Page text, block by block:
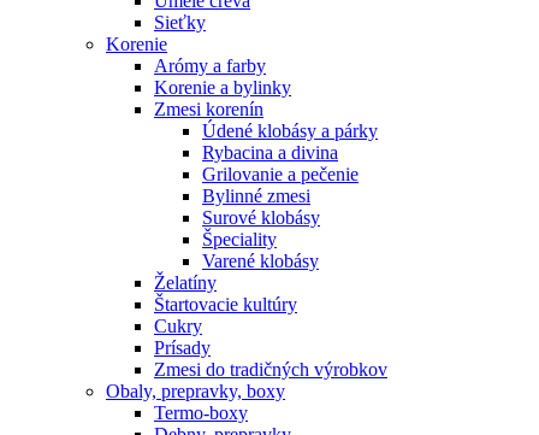
Sieťky
Korenie
Arómy a farby
Korenie a bylinky
Zmesi korenín
Údené klobásy a párky
Rybacina a divina
Grilovanie a pečenie
Bylinné zmesi
Surové klobásy
Špeciality
Varené klobásy
Želatíny
Štartovacie kultúry
Cukry
Prísady
Zmesi do tradičných výrobkov
Obaly, prepravky, boxy
Termo-boxy